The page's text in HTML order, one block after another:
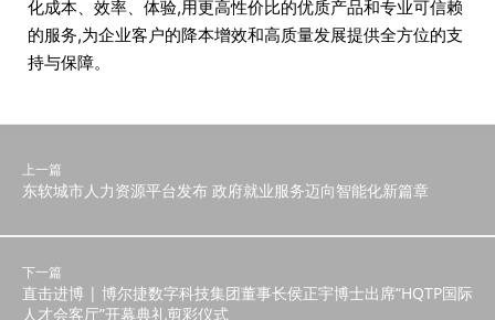
化成本、效率、体验,用更高性价比的优质产品和专业可信赖
的服务,为企业客户的降本增效和高质量发展提供全方位的支
持与保障。
上一篇
东软城市人力资源平台发布 政府就业服务迈向智能化新篇章
下一篇
直击进博 | 博尔捷数字科技集团董事长侯正宇博士出席“HQTP国际
人才会客厅”开幕典礼剪彩仪式